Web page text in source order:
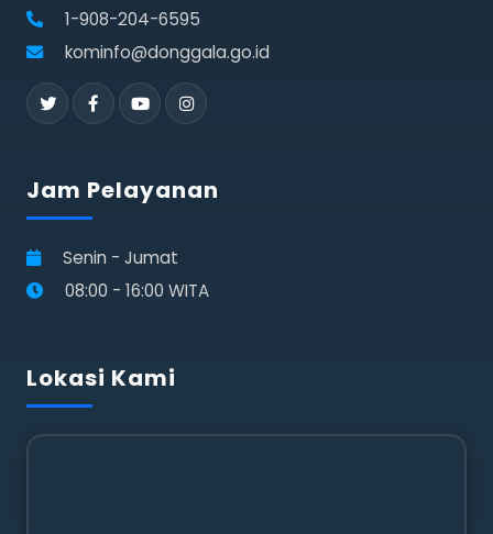
1-908-204-6595
kominfo@donggala.go.id
Jam Pelayanan
Senin - Jumat
08:00 - 16:00 WITA
Lokasi Kami